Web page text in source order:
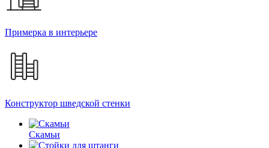
Примерка в интерьере
Конструктор шведской стенки
Скамьи